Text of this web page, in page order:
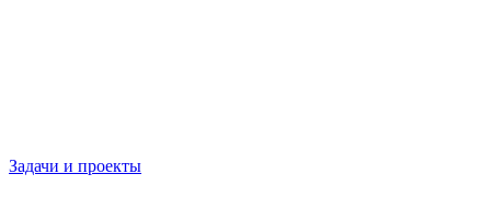
Задачи и проекты